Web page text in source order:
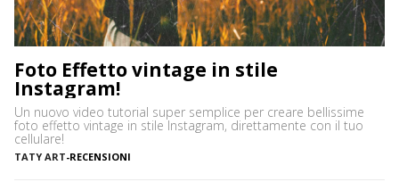
Foto Effetto vintage in stile
Instagram!
Un nuovo video tutorial super semplice per creare bellissime
foto effetto vintage in stile Instagram, direttamente con il tuo
cellulare!
TATY ART-RECENSIONI